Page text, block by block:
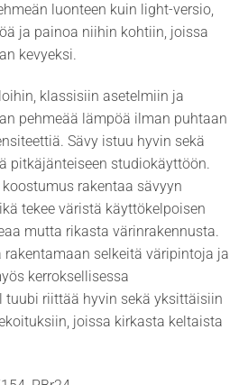
luonteen kuin light-versio,
ja painoa niihin kohtiin, joissa
kevyeksi.
klassisiin asetelmiin ja
pehmeää lämpöä ilman puhtaan
Sävy istuu hyvin sekä
pitkäjänteiseen studiokäyttöön.
rakentaa sävyyn
tekee väristä käyttökelpoisen
mutta rikasta värinrakennusta.
selkeitä väripintoja ja
kerroksellisessa
tuubi riittää hyvin sekä yksittäisiin
joissa kirkasta keltaista